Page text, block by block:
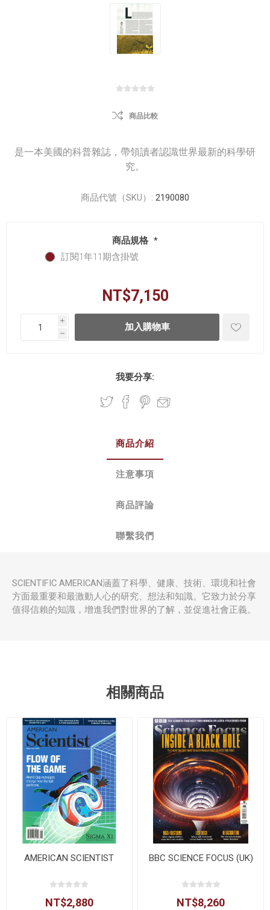
商品比較
是一本美國的科普雜誌，帶領讀者認識世界最新的科學研
究。
商品代號（SKU）: 2190080
商品規格 *
訂閱1年11期含掛號
NT$7,150
i
h
我要分享:
商品介紹
注意事項
商品評論
聯繫我們
SCIENTIFIC AMERICAN涵蓋了科學、健康、技術、環境和社會
方面最重要和最激動人心的研究、想法和知識。它致力於分享
值得信賴的知識，增進我們對世界的了解，並促進社會正義。
相關商品
AMERICAN SCIENTIST
NT$2,880
BBC SCIENCE FOCUS (UK)
NT$8,260